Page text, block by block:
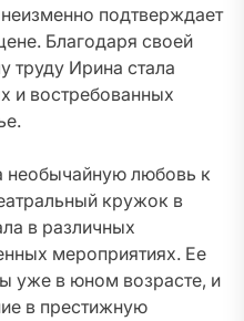
подтверждает
Благодаря своей
труду Ирина стала
и востребованных
необычайную любовь к
кружок в
в различных
мероприятиях. Ее
уже в юном возрасте, и
в престижную